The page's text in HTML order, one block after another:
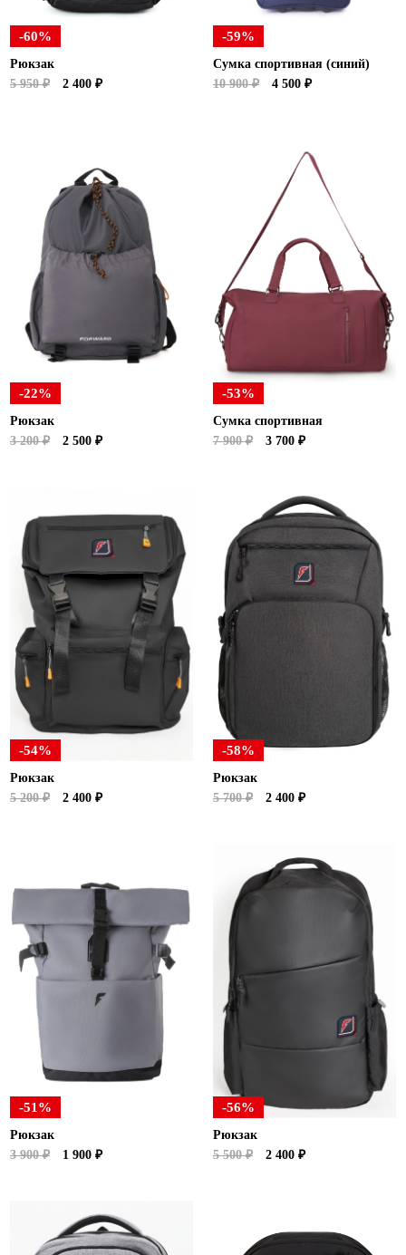
-60%
Рюкзак
5 950 ₽
2 400 ₽
-59%
Сумка спортивная (синий)
10 900 ₽
4 500 ₽
-22%
Рюкзак
3 200 ₽
2 500 ₽
-53%
Сумка спортивная
7 900 ₽
3 700 ₽
-54%
Рюкзак
5 200 ₽
2 400 ₽
-58%
Рюкзак
5 700 ₽
2 400 ₽
-51%
Рюкзак
3 900 ₽
1 900 ₽
-56%
Рюкзак
5 500 ₽
2 400 ₽